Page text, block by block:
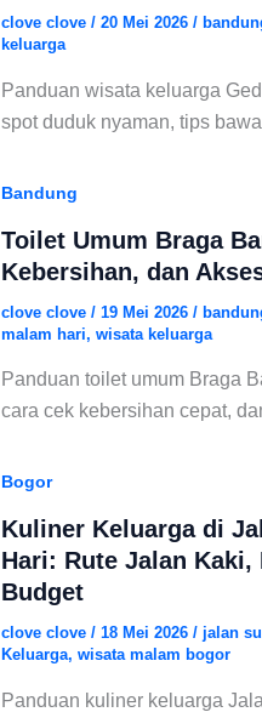
clove clove / 20 Mei 2026 /
keluarga
Panduan wisata keluarga
spot duduk nyaman, tips
Bandung
Toilet Umum Braga
Kebersihan, dan
clove clove / 19 Mei 2026 /
malam hari, wisata keluarga
Panduan toilet umum Braga
cara cek kebersihan cepat,
Bogor
Kuliner Keluarga di
Hari: Rute Jalan Kaki,
Budget
clove clove / 18 Mei 2026 / jalan
Keluarga, wisata malam bogor
Panduan kuliner keluarga